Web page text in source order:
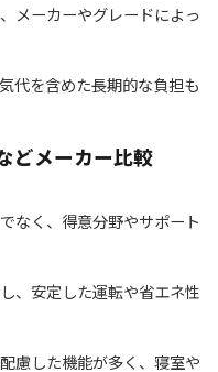
メーカーやグレードによっ
代を含めた長期的な負担も
どメーカー比較
なく、得意分野やサポート
、安定した運転や省エネ性
慮した機能が多く、寝室や